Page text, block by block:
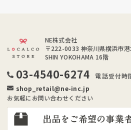
NE株式会社
〒222-0033 神奈川県横浜市
SHIN YOKOHAMA 16階
03-4540-6274
電話受付時
shop_retail@ne-inc.jp
お気軽にお問い合わせください